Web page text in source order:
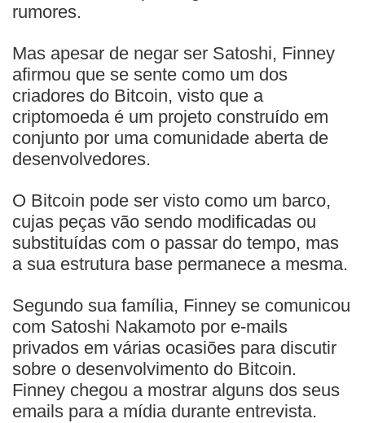
rumores.
Mas apesar de negar ser Satoshi, Finney
afirmou que se sente como um dos
criadores do Bitcoin, visto que a
criptomoeda é um projeto construído em
conjunto por uma comunidade aberta de
desenvolvedores.
O Bitcoin pode ser visto como um barco,
cujas peças vão sendo modificadas ou
substituídas com o passar do tempo, mas
a sua estrutura base permanece a mesma.
Segundo sua família, Finney se comunicou
com Satoshi Nakamoto por e-mails
privados em várias ocasiões para discutir
sobre o desenvolvimento do Bitcoin.
Finney chegou a mostrar alguns dos seus
emails para a mídia durante entrevista.